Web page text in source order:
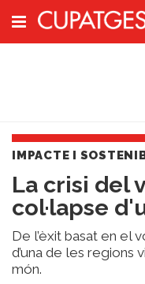
Cerca
Vins
Naturals
Actualitat
Líders
del
canvi
IMPACTE I
​La crisi del
col·lapse
De l’èxit basat en el
d’una de les regions
món.